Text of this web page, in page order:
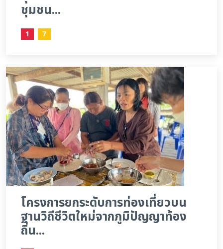
ชุมชน...
1 7
โครงการยกระดับการท่องเที่ยวบน
ฐานวิถีชีวิตใหม่จากภูมิปัญญาท้อง
ถิ่น...